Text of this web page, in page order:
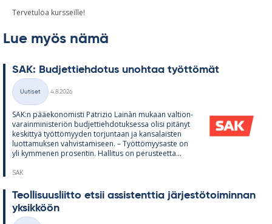
Tervetuloa kursseille!
Lue myös nämä
SAK: Bud­jet­tieh­do­tus unoh­taa työt­tö­mät
Kategoriat
Uutiset
4.8.2026
SAK:n pää­e­ko­no­misti Pat­rizio Lainàn mu­kaan val­tion­
va­rain­mi­nis­te­riön bud­jet­tieh­do­tuk­sessa olisi pi­tä­nyt
kes­kit­tyä työt­tö­myy­den tor­jun­taan ja kan­sa­lais­ten
luot­ta­muk­sen vah­vis­ta­mi­seen. – Työt­tö­myy­saste on
yli kym­me­nen pro­sen­tin. Hal­li­tus on pe­rus­teetta...
SAK
Teol­li­suus­liitto et­sii as­sis­tent­tia jär­jes­tö­toi­min­nan
yk­sik­köön